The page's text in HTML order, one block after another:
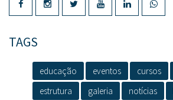
TAGS
educação eventos cursos
estrutura
galeria notícias